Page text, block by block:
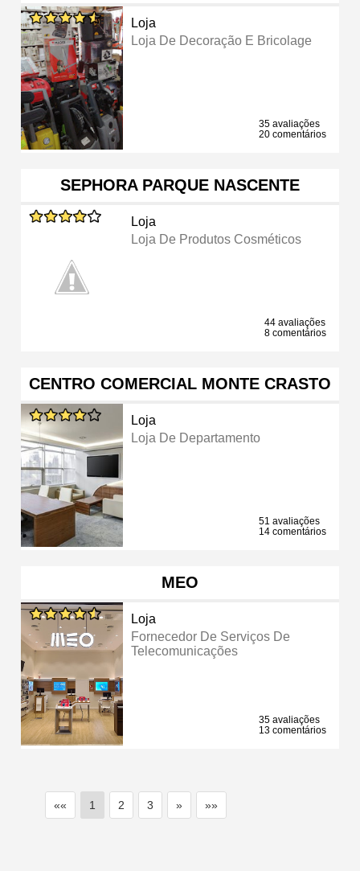
Loja
Loja De Decoração E Bricolage
35 avaliações
20 comentários
SEPHORA PARQUE NASCENTE
Loja
Loja De Produtos Cosméticos
44 avaliações
8 comentários
CENTRO COMERCIAL MONTE CRASTO
Loja
Loja De Departamento
51 avaliações
14 comentários
MEO
Loja
Fornecedor De Serviços De
Telecomunicações
35 avaliações
13 comentários
«« 1 2 3 » »»